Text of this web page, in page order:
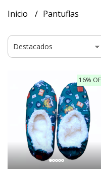
Inicio Pantuflas
16%